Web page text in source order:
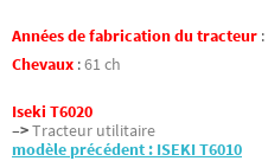
Années de fabrication du tracteur :
Chevaux :61 ch
Iseki T6020
–>Tracteur utilitaire
modèle précédent : ISEKI T6010